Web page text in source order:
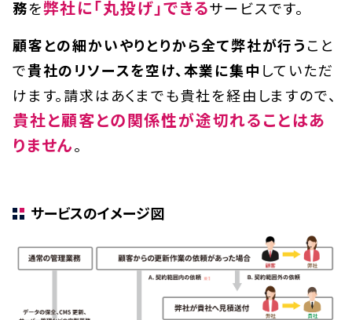
務を弊社に「丸投げ」できるサービスです。
顧客との細かいやりとりから全て弊社が行うこと
で貴社のリソースを空け、本業に集中 していただ
けます。請求はあくまでも貴社を経由しますので、
貴社と顧客との関係性が途切れることはあ
りません。
サービスのイメージ図